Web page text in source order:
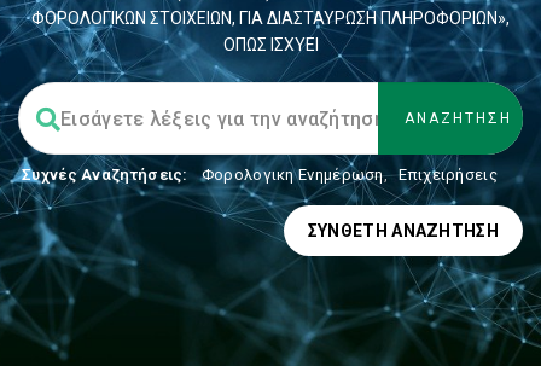
ΦΟΡΟΛΟΓΙΚΩΝ ΣΤΟΙΧΕΙΩΝ, ΓΙΑ ΔΙΑΣΤΑΥΡΩΣΗ ΠΛΗΡΟΦΟΡΙΩΝ»,
ΟΠΩΣ ΙΣΧΥΕΙ
Συχνές Αναζητήσεις: Φορολογικη Ενημέρωση, Επιχειρήσεις
ΣΎΝΘΕΤΗ ΑΝΑΖΉΤΗΣΗ